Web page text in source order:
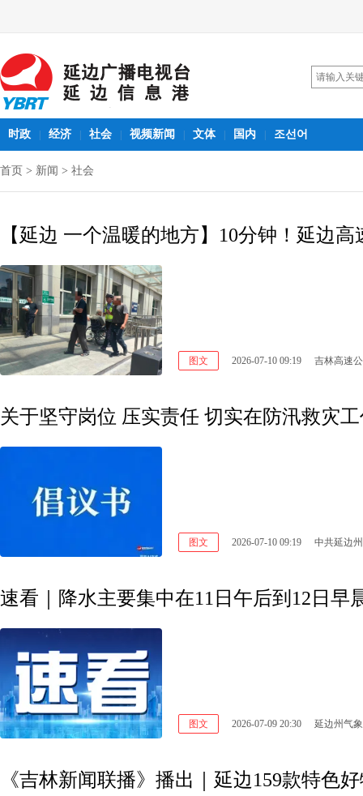
时政 经济 社会 视频新闻 文体 国内 조선어
首页 > 新闻 > 社会
【延边 一个温暖的地方】10分钟！延边
图文 2026-07-10 09:19 吉林高速
图文 2026-07-10 09:19 中共延边
速看｜降水主要集中在11日午后到12日早
图文 2026-07-09 20:30 延边州气
《吉林新闻联播》播出｜延边159款特色